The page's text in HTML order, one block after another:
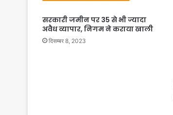
सरकारी जमीन पर 35 से भी ज्यादा
अवैध व्यापार, निगम ने कराया खाली
दिसम्बर 8, 2023